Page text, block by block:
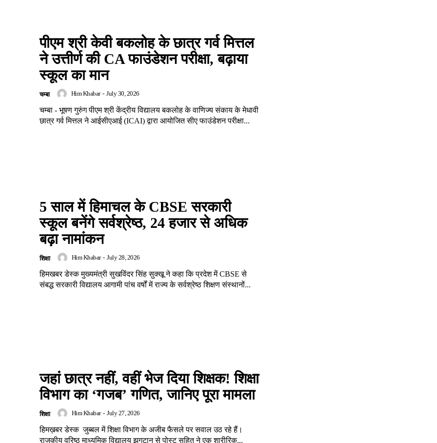
पीएम श्री केवी बकलोह के छात्र गर्व मित्तल
ने उत्तीर्ण की CA फाउंडेशन परीक्षा, बढ़ाया
स्कूल का मान
चम्बा Him Khabar - July 30, 2026
चम्बा - भूषण गुरुंग पीएम श्री केंद्रीय विद्यालय बकलोह के वाणिज्य संकाय के मेधावी
छात्र गर्व मित्तल ने आईसीएआई (ICAI) द्वारा आयोजित सीए फाउंडेशन परीक्षा...
5 साल में हिमाचल के CBSE सरकारी
स्कूल बनेंगे सर्वश्रेष्ठ, 24 हजार से अधिक
बढ़ा नामांकन
शिक्षा Him Khabar - July 28, 2026
हिमखबर डेस्क मुख्यमंत्री सुखविंदर सिंह सुक्खू ने कहा कि प्रदेश में CBSE से
संबद्ध सरकारी विद्यालय आगामी पांच वर्षों में राज्य के सर्वश्रेष्ठ शिक्षण संस्थानों...
जहां छात्र नहीं, वहीं भेज दिया शिक्षक! शिक्षा
विभाग का ‘गजब’ गणित, जानिए पूरा मामला
शिक्षा Him Khabar - July 27, 2026
हिमख़बर डेस्क जुब्बल में शिक्षा विभाग के अजीब फैसले पर सवाल उठ रहे हैं।
राजकीय वरिष्ठ माध्यमिक विद्यालय झगटान से पोस्ट सहित ने एक शारीरिक...